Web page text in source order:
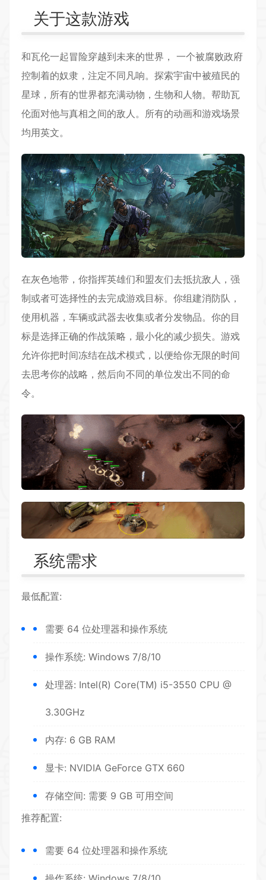
关于这款游戏
和瓦伦一起冒险穿越到未来的世界， 一个被腐败政府
控制着的奴隶，注定不同凡响。探索宇宙中被殖民的
星球，所有的世界都充满动物，生物和人物。帮助瓦
伦面对他与真相之间的敌人。所有的动画和游戏场景
均用英文。
在灰色地带，你指挥英雄们和盟友们去抵抗敌人，强
制或者可选择性的去完成游戏目标。你组建消防队，
使用机器，车辆或武器去收集或者分发物品。你的目
标是选择正确的作战策略，最小化的减少损失。游戏
允许你把时间冻结在战术模式，以便给你无限的时间
去思考你的战略，然后向不同的单位发出不同的命
令。
系统需求
最低配置:
需要 64 位处理器和操作系统
操作系统: Windows 7/8/10
处理器: Intel(R) Core(TM) i5-3550 CPU @
3.30GHz
内存: 6 GB RAM
显卡: NVIDIA GeForce GTX 660
存储空间: 需要 9 GB 可用空间
推荐配置:
需要 64 位处理器和操作系统